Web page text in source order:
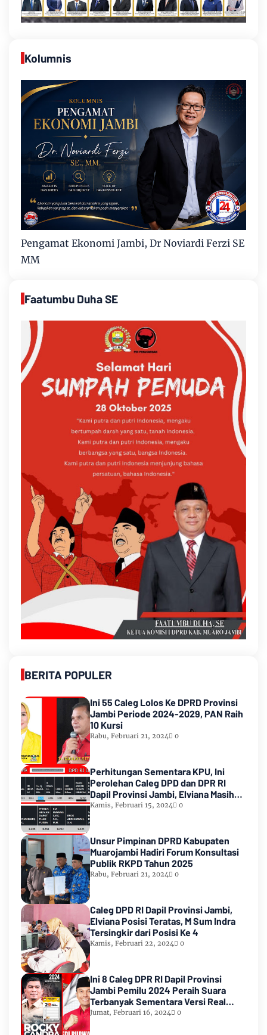
Kolumnis
Pengamat Ekonomi Jambi, Dr Noviardi Ferzi SE
MM
Faatumbu Duha SE
BERITA POPULER
Ini 55 Caleg Lolos Ke DPRD Provinsi
Jambi Periode 2024-2029, PAN Raih
10 Kursi
Rabu, Februari 21, 2024 0
Perhitungan Sementara KPU, Ini
Perolehan Caleg DPD dan DPR RI
Dapil Provinsi Jambi, Elviana Masih
Urutan Kedua Teratas
Kamis, Februari 15, 2024 0
Unsur Pimpinan DPRD Kabupaten
Muarojambi Hadiri Forum Konsultasi
Publik RKPD Tahun 2025
Rabu, Februari 21, 2024 0
Caleg DPD RI Dapil Provinsi Jambi,
Elviana Posisi Teratas, M Sum Indra
Tersingkir dari Posisi Ke 4
Kamis, Februari 22, 2024 0
Ini 8 Caleg DPR RI Dapil Provinsi
Jambi Pemilu 2024 Peraih Suara
Terbanyak Sementara Versi Real
Count KPU RI
Jumat, Februari 16, 2024 0